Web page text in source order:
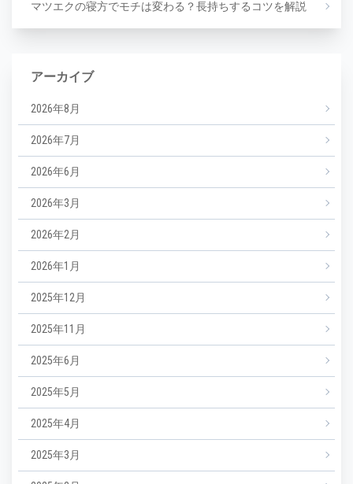
マツエクの寝方でモチは変わる？長持ちするコツを解説
アーカイブ
2026年8月
2026年7月
2026年6月
2026年3月
2026年2月
2026年1月
2025年12月
2025年11月
2025年6月
2025年5月
2025年4月
2025年3月